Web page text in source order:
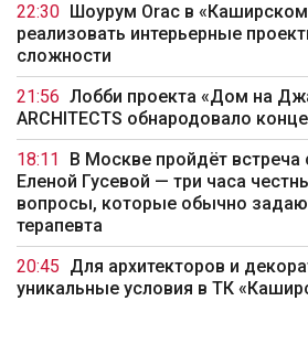
22:30
Шоурум Orac в
реализовать интерьерные
сложности
21:56 Лобби проекта «Дом на
ARCHITECTS обнародовало
18:11
В Москве пройдёт встреча
Еленой Гусевой — три часа
вопросы, которые обычно
терапевта
20:45 Для архитекторов и
уникальные условия в ТК